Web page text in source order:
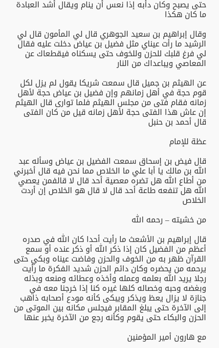
حتى يصبح وكان دأبه إذا نعس أن ينام ويقال أشد العبادة
ما كان هكذا
وقال إبراهيم بن سعيد الجوهري قال لي المأمون قال لي
الرشيد ما رأت عيناي مثل فضيل بن عياض دخلت عليه فقال
لي فرغ قلبك للحزن وللخوف حتى يسكناه فيقطعاك عن
المعاصي ويباعداك من النار
عن الهيثم بن جميل قال سمعت شريكا يقول لم يزل لكل
قوم حجة في أهل زمانهم وإن فضيل بن عياض حجة لأهل
زمانه فقام فتى من مجلس الهيثم فلما توارى قال الهيثم
إن عاش هذا الفتى حجة لأهل زمانه قيل من كان الفتى
قال أحمد بن حنبل
عظة للإمام
قال فيض بن إسحاق سمعت الفضيل بن عياض وسأله عبد
الله بن مالك يا أبا علي ما الخلاص مما نحن فيه قال أخبرني
من أطاع الله هل تضره معصية أحد قال لا قالفمن يعصي
الله هل تنفعه طاعة أحد قال لا قال هو الخلاص إن أردت
الخلاص
من خشيته – رحمه الله
قال إبراهيم بن الأشعث ما رأيت أحدا كان الله في صدره
أعظم من الفضيل كان إذا ذكر الله أو ذكر عنده أو سمع
القرآن ظهر به من الخوف والحزن وفاضت عيناه وبكي حتى
يرحمه من يحضره وكان دائم الحزن شديد الفكرة ما رأيت
رجلا يريد الله بعلمه وعمله وأخذه وعطائه ومنعه وبذله
وبغضه وحبه وخصاله كلها غيره كنا إذا خرجنا معه في
جنازة لا يزال يعظ ويذكر ويبكى كأنه مودع أصحابه ذاهب
إلى الآخرة حتى يبلغ المقابر فيجلس مكانه بين الموتى من
الحزن والبكاء حتى يقوم وكأنه رجع من الآخرة يخبر عنها
مع هارون أمير المؤمنين